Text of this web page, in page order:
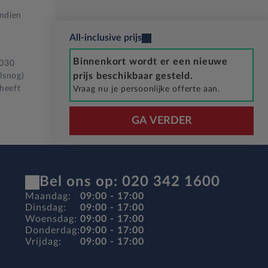
All-inclusive prijs
Binnenkort wordt er een nieuwe
prijs beschikbaar gesteld.
Vraag nu je persoonlijke offerte aan.
GA VERDER
Bel ons op: 020 342 1600
Maandag:
Dinsdag:
Woensdag:
Donderdag:
Vrijdag:
09:00 - 17:00
09:00 - 17:00
09:00 - 17:00
09:00 - 17:00
09:00 - 17:00